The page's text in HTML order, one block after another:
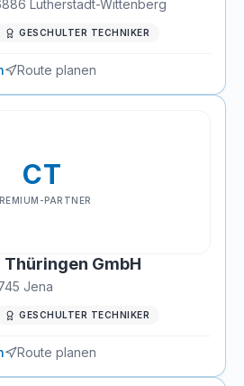
Lutherstadt-Wittenberg
GESCHULTER TECHNIKER
Route planen
CT
PARTNER
GmbH
Jena
GESCHULTER TECHNIKER
Route planen